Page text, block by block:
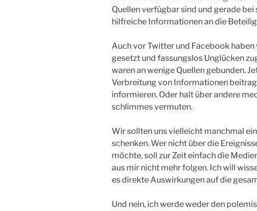
Quellen verfügbar sind und gerade
hilfreiche Informationen an die
Auch vor Twitter und Facebook haben
gesetzt und fassungslos Unglücken
waren an wenige Quellen gebunden.
Verbreitung von Informationen
informieren. Oder halt über andere
schlimmes vermuten.
Wir sollten uns vielleicht manchmal
schenken. Wer nicht über die
möchte, soll zur Zeit einfach die
aus mir nicht mehr folgen. Ich will
es direkte Auswirkungen auf die
Und nein, ich werde weder den